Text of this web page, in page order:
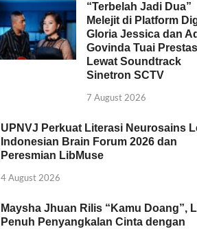
“Terbelah Jadi Dua”
Melejit di Platform
Gloria Jessica dan
Govinda Tuai
Lewat Soundtrack
Sinetron SCTV
7 August 2026
UPNVJ Perkuat Literasi Neurosains
Indonesian Brain Forum 2026 dan
Peresmian LibMuse
4 August 2026
Maysha Jhuan Rilis “Kamu Doang”,
Penuh Penyangkalan Cinta dengan